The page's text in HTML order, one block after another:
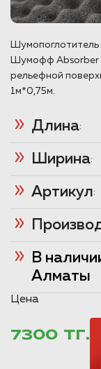
Шумопоглотитель
Шумофф Absorber
рельефной
1м*0,75м.
Длина:
Ширина:
Артикул:
В
Алматы
Цена
7300 ТГ.